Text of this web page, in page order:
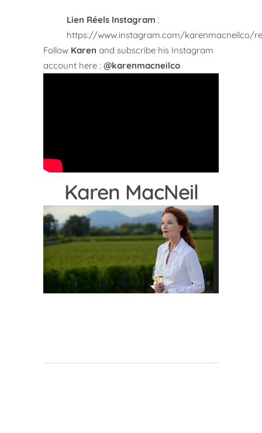
Lien Réels Instagram :
https://www.instagram.com/karenmacneilco/
Follow Karen and subscribe his Instagram
account here : @karenmacneilco
Karen MacNeil